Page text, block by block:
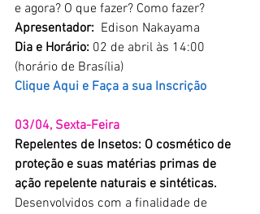
e agora? O que fazer? Como fazer?
Apresentador: Edison Nakayama
Dia e Horário: 02 de abril às 14:00
(horário de Brasília)
Clique Aqui e Faça a sua Inscrição
03/04, Sexta-Feira
Repelentes de Insetos: O cosmético de
proteção e suas matérias primas de
ação repelente naturais e sintéticas.
Desenvolvidos com a finalidade de